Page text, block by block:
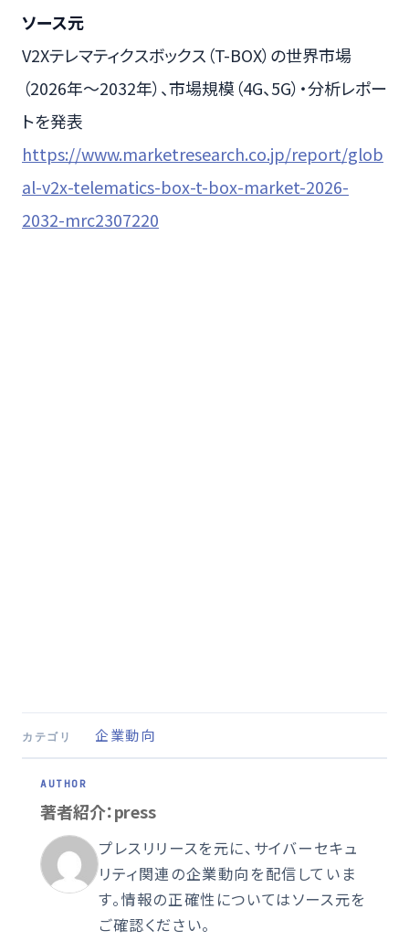
ソース元
V2Xテレマティクスボックス（T-BOX）の世界市場
（2026年～2032年）、市場規模（4G、5G）・分析レポー
トを発表
https://www.marketresearch.co.jp/report/glob
al-v2x-telematics-box-t-box-market-2026-
2032-mrc2307220
カテゴリ 企業動向
著者紹介：press
プレスリリースを元に、サイバーセキュ
リティ関連の企業動向を配信していま
す。情報の正確性についてはソース元を
ご確認ください。